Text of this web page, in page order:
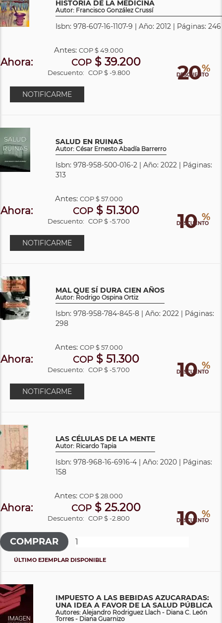
HISTORIA DE LA MEDICINA
Autor: Francisco González Crussí
Isbn: 978-607-16-1107-9 | Año: 2012 | Páginas: 246
20%
DESCUENTO
Antes:COP$ 49.000
Ahora: COP $ 39.200
Descuento: COP $ -9.800
NOTIFICARME
SALUD EN RUINAS
Autor: César Ernesto Abadía Barrerro
Isbn: 978-958-500-016-2 | Año: 2022 | Páginas:
313
10 %
DESCUENTO
Antes: COP$ 57.000
Ahora: COP $ 51.300
Descuento: COP $ -5.700
NOTIFICARME
MAL QUE SÍ DURA CIEN AÑOS
Autor: Rodrigo Ospina Ortiz
Isbn: 978-958-784-845-8 | Año: 2022 | Páginas:
298
10 %
DESCUENTO
Antes: COP$ 57.000
Ahora: COP $ 51.300
Descuento: COP $ -5.700
NOTIFICARME
LAS CÉLULAS DE LA MENTE
Autor: Ricardo Tapia
Isbn: 978-968-16-6916-4 | Año: 2020 | Páginas:
158
10 %
DESCUENTO
Antes:COP$ 28.000
Ahora: COP $ 25.200
Descuento: COP $ -2.800
ÚLTIMO EJEMPLAR DISPONIBLE
IMPUESTO A LAS BEBIDAS AZUCARADAS:
UNA IDEA A FAVOR DE LA SALUD PÚBLICA
Autores: Alejandro Rodriguez Llach - Diana C. León
Torres - Diana Guarnizo